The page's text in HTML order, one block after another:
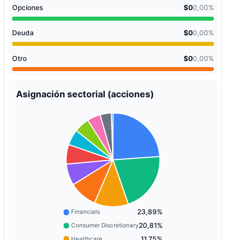
Opciones $00,00%
Deuda $00,00%
Otro $00,00%
Asignación sectorial (acciones)
Financials 23,89%
Consumer Discretionary20,81%